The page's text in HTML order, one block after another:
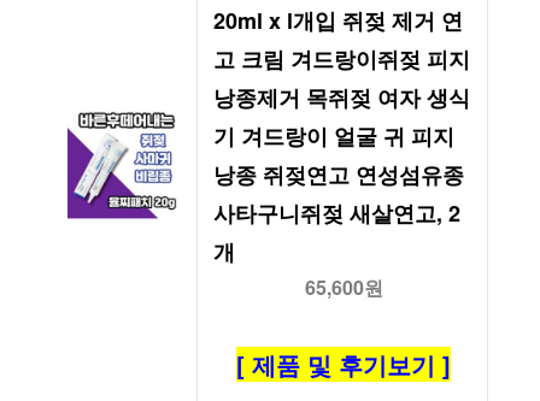
20ml x l개입 쥐젖 제거 연
고 크림 겨드랑이쥐젖 피지
낭종제거 목쥐젖 여자 생식
기 겨드랑이 얼굴 귀 피지
낭종 쥐젖연고 연성섬유종
사타구니쥐젖 새살연고, 2
개
65,600원
[ 제품 및 후기보기 ]